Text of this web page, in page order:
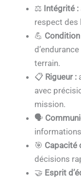
⚖️ Intégrité :
respect des
💪
terrain.
📋 Rigueur :
avec
mission.
🗣️
🎯 Capacité
décisions
🤝 Esprit